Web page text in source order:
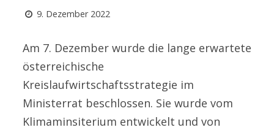
9. Dezember 2022
Am 7. Dezember wurde die lange erwartete
österreichische
Kreislaufwirtschaftsstrategie im
Ministerrat beschlossen. Sie wurde vom
Klimaminsiterium entwickelt und von